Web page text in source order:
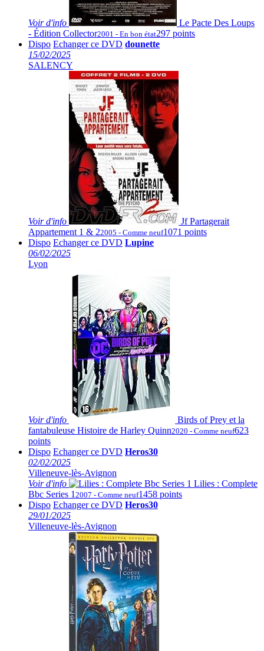
Voir d'info
Le Pacte Des Loups
- Édition Collector2001 - En bon état297 points
Dispo Echanger ce DVD dounette
15/02/2025
SALENCY
Voir d'info
Jf Partagerait
Appartement 1 & 22005 - Comme neuf1071 points
Dispo Echanger ce DVD Lupine
06/02/2025
Lyon
Voir d'info
Birds of Prey et la
fantabuleuse Histoire de Harley Quinn2020 - Comme neuf623
points
Dispo Echanger ce DVD Heros30
02/02/2025
Villeneuve-lès-Avignon
Voir d'info
Lilies : Complete
Bbc Series 1 2007 - Comme neuf1458 points
Dispo Echanger ce DVD Heros30
29/01/2025
Villeneuve-lès-Avignon